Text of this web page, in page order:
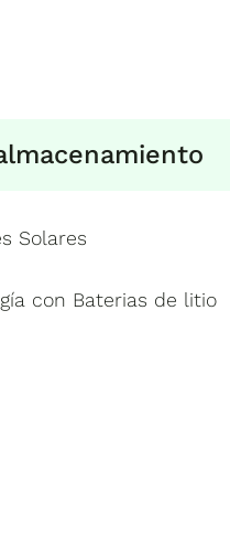
Solares
con Baterias de litio